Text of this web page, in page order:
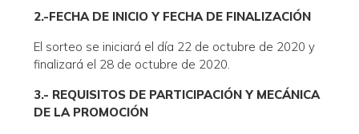
2.-FECHA DE INICIO Y FECHA DE FINALIZACIÓN
El sorteo se iniciará el día 22 de octubre de 2020 y
finalizará el 28 de octubre de 2020.
3.- REQUISITOS DE PARTICIPACIÓN Y MECÁNICA
DE LA PROMOCIÓN